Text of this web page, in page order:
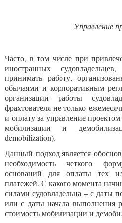
Управление
Часто, в том числе при
иностранных
принимать работу,
обычаями и корпоративным
организации работы
фрахтователя не только
и оплату за управление
мобилизации и
demobilization).
Данный подход является
необходимость четкого
оснований для оплаты тех
платежей. С какого момента
силами судовладельца – с даты
или с даты начала выполнения
стоимость мобилизации и